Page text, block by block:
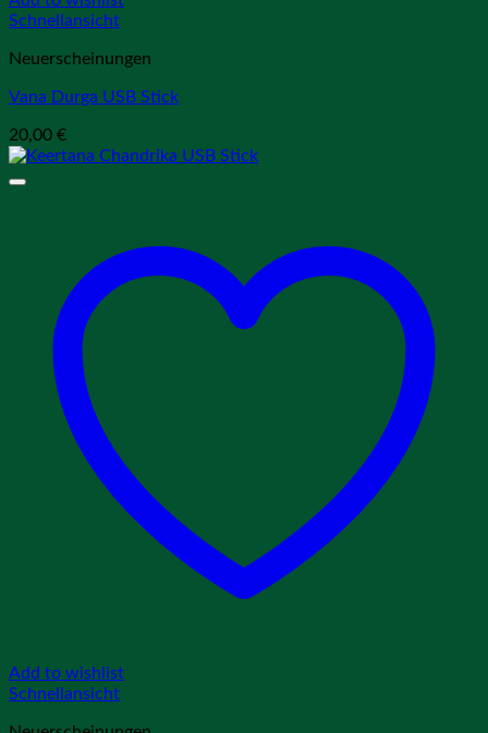
Schnellansicht
Neuerscheinungen
Vana Durga USB Stick
20,00 €
Add to wishlist
Schnellansicht